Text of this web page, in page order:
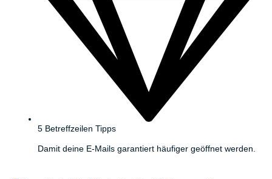
5 Betreffzeilen Tipps
Damit deine E-Mails garantiert häufiger geöffnet werden.